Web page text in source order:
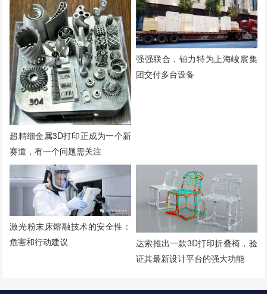
超精细金属3D打印正成为一个新
赛道，有一个问题需关注
强强联合，铂力特为上海峻宸集
团交付多台设备
激光粉末床熔融技术的安全性：
危害和行动建议
达索推出一款3D打印折叠椅，验
证其最新设计平台的强大功能